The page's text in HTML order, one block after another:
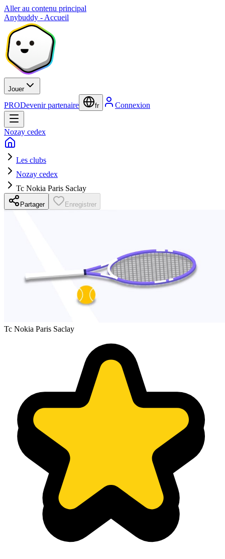
Aller au contenu principal
Anybuddy - Accueil
Jouer
PRODevenir partenaire fr Connexion
Nozay cedex
Les clubs
Nozay cedex
Tc Nokia Paris Saclay
Partager Enregistrer
Tc Nokia Paris Saclay